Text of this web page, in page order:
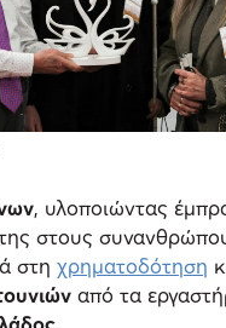
, υλοποιώντας
στους
στη χρηματοδότηση
από τα